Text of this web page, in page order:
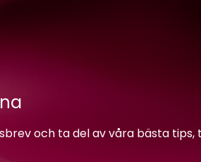
och ta del av våra bästa tips,